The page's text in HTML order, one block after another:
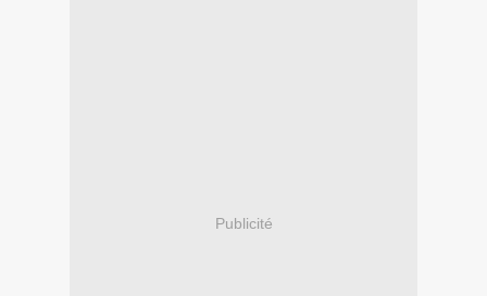
Publicité